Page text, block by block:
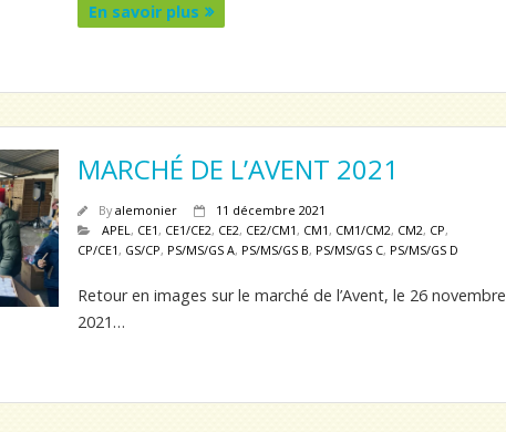
En savoir plus
MARCHÉ DE L’AVENT 2021
Byalemonier
11 décembre 2021
APEL, CE1, CE1/CE2, CE2, CE2/CM1, CM1, CM1/CM2, CM2, CP,
CP/CE1, GS/CP, PS/MS/GS A, PS/MS/GS B, PS/MS/GS C, PS/MS/GS D
Retour en images sur le marché de l’Avent, le 26 novembre
2021…